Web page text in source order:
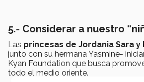
5.- Considerar a nuestro
Las princesas de Jordania Sara y
junto con su hermana Yasmine-
Kyan Foundation que busca
todo el medio oriente.